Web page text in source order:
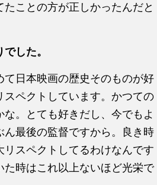
ことの方が正しかったんだと
した。
日本映画の歴史そのものが好
ペクトしています。かつての
。とても好きだし、今でもよ
ん最後の監督ですから。良き時
スペクトしてるわけなんです
時はこれ以上ないほど光栄で